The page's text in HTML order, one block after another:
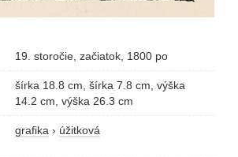
19. storočie, začiatok, 1800 po
šírka 18.8 cm, šírka 7.8 cm, výška
14.2 cm, výška 26.3 cm
grafika › úžitková